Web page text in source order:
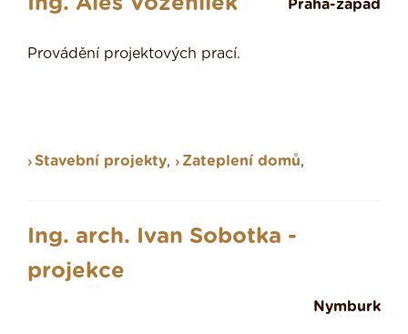
Praha-západ
Provádění projektových prací.
Stavební projekty, Zateplení domů,
Ing. arch. Ivan Sobotka -
projekce
Nymburk